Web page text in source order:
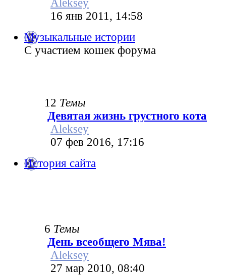
Aleksey
16 янв 2011, 14:58
Музыкальные истории
С участием кошек форума
12 Темы
Девятая жизнь грустного кота
Aleksey
07 фев 2016, 17:16
История сайта
6 Темы
День всеобщего Мява!
Aleksey
27 мар 2010, 08:40